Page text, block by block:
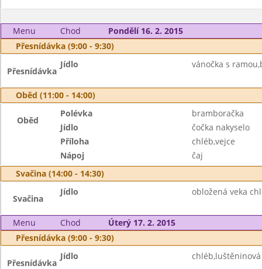
Menu Chod
Pondělí 16. 2. 2015
Přesnídávka (9:00 - 9:30)
Přesnídávka
Jídlo vánočka s
Oběd (11:00 - 14:00)
Oběd
Polévka
bramboračka
Jídlo
čočka nakyselo
Příloha
chléb,vejce
Nápoj
čaj
Svačina (14:00 - 14:30)
Svačina
Jídlo obložená veka
Menu Chod
Úterý 17. 2. 2015
Přesnídávka (9:00 - 9:30)
Přesnídávka
Jídlo